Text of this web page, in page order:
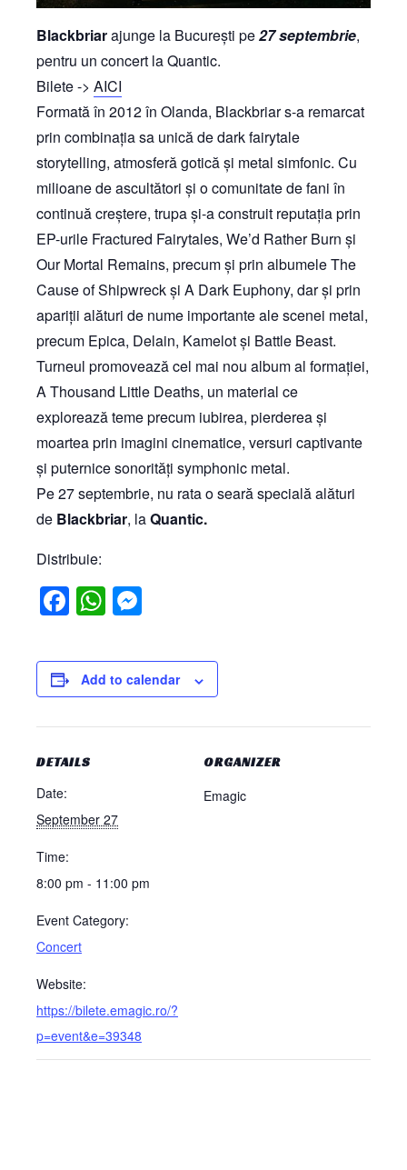
Blackbriarajunge la București pe27 septembrie,
pentru un concert la Quantic.
Bilete -> AICI
Formată în 2012 în Olanda, Blackbriar s-a remarcat
prin combinația sa unică de dark fairytale
storytelling, atmosferă gotică și metal simfonic. Cu
milioane de ascultători și o comunitate de fani în
continuă creștere, trupa și-a construit reputația prin
EP-urile Fractured Fairytales, We’d Rather Burn și
Our Mortal Remains, precum și prin albumele The
Cause of Shipwreck și A Dark Euphony, dar și prin
apariții alături de nume importante ale scenei metal,
precum Epica, Delain, Kamelot și Battle Beast.
Turneul promovează cel mai nou album al formației,
A Thousand Little Deaths, un material ce
explorează teme precum iubirea, pierderea și
moartea prin imagini cinematice, versuri captivante
și puternice sonorități symphonic metal.
Pe 27 septembrie, nu rata o seară specială alături
de Blackbriar, laQuantic.
Distribuie:
Facebook
WhatsApp
Add to calendar
DETAILS
Date:
September 27
Time:
8:00 pm - 11:00 pm
Event Category:
Concert
Website:
https://bilete.emagic.ro/?
p=event&e=39348
ORGANIZER
Emagic